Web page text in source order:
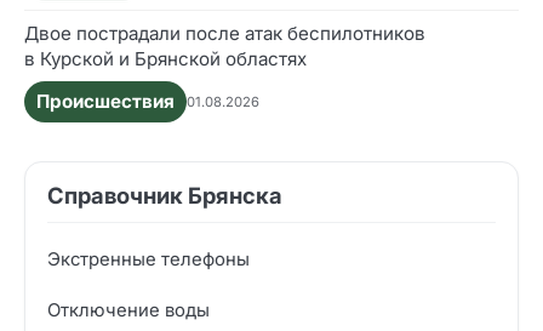
Двое пострадали после атак беспилотников
в Курской и Брянской областях
Происшествия
01.08.2026
Справочник Брянска
Экстренные телефоны
Отключение воды